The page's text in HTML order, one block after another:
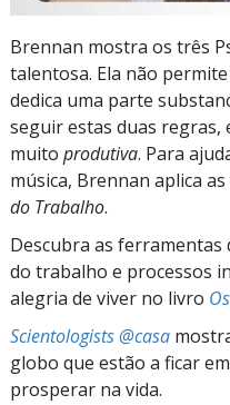
Brennan mostra os três
talentosa. Ela não
dedica uma parte
seguir estas duas regras,
muito produtiva. Para
música, Brennan aplica
do Trabalho.
Descubra as ferramentas
do trabalho e processos
alegria de viver no livro
Scientologists @casa
globo que estão a ficar
prosperar na vida.